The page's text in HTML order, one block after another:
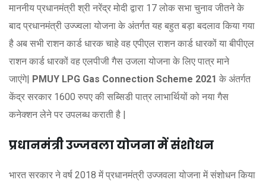
माननीय प्रधानमंत्री श्री नरेंद्र मोदी द्वारा 17 लोक सभा चुनाव जीतने के
बाद प्रधानमंत्री उज्ज्वला योजना के अंतर्गत यह बहुत बड़ा बदलाव किया गया
है अब सभी राशन कार्ड धारक चाहे वह एपीएल राशन कार्ड धारकों या बीपीएल
राशन कार्ड धारकों वह एलपीजी गैस उजला योजना के लिए पात्र माने
जाएंगे| PMUY LPG Gas Connection Scheme 2021 के अंतर्गत
केंद्र सरकार 1600 रुपए की सब्सिडी पात्र लाभार्थियों को नया गैस
कनेक्शन लेने पर उपलब्ध कराती है |
प्रधानमंत्री उज्जवला योजना में संशोधन
भारत सरकार ने वर्ष 2018 में प्रधानमंत्री उज्जवला योजना में संशोधन किया